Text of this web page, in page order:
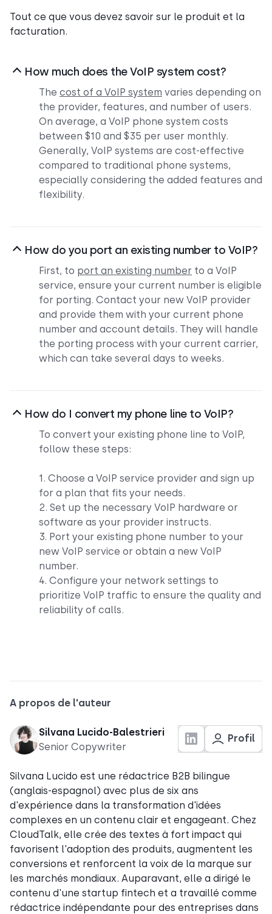
Tout ce que vous devez savoir sur le produit et la
facturation.
How much does the VoIP system cost?
The cost of a VoIP system varies depending on
the provider, features, and number of users.
On average, a VoIP phone system costs
between $10 and $35 per user monthly.
Generally, VoIP systems are cost-effective
compared to traditional phone systems,
especially considering the added features and
flexibility.
How do you port an existing number to VoIP?
First, to port an existing number to a VoIP
service, ensure your current number is eligible
for porting. Contact your new VoIP provider
and provide them with your current phone
number and account details. They will handle
the porting process with your current carrier,
which can take several days to weeks.
How do I convert my phone line to VoIP?
To convert your existing phone line to VoIP,
follow these steps:
1. Choose a VoIP service provider and sign up
for a plan that fits your needs.
2. Set up the necessary VoIP hardware or
software as your provider instructs.
3. Port your existing phone number to your
new VoIP service or obtain a new VoIP
number.
4. Configure your network settings to
prioritize VoIP traffic to ensure the quality and
reliability of calls.
A propos de l'auteur
Silvana Lucido-Balestrieri
Senior Copywriter
Profil
Silvana Lucido est une rédactrice B2B bilingue
(anglais-espagnol) avec plus de six ans
d'expérience dans la transformation d'idées
complexes en un contenu clair et engageant. Chez
CloudTalk, elle crée des textes à fort impact qui
favorisent l'adoption des produits, augmentent les
conversions et renforcent la voix de la marque sur
les marchés mondiaux. Auparavant, elle a dirigé le
contenu d'une startup fintech et a travaillé comme
rédactrice indépendante pour des entreprises dans